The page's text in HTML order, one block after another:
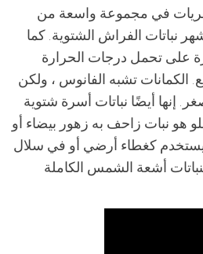
في مجموعة واسعة من
نباتات الفراش الشتوية. كما
على تحمل درجات الحرارة
الكمانات تشبه الفانوس ، ولكن
إنها أيضًا نباتات أسرة شتوية
هو نبات زاحف به زهور بيضاء أو
يستخدم كغطاء أرضي أو في سلال
أشعة الشمس الكاملة